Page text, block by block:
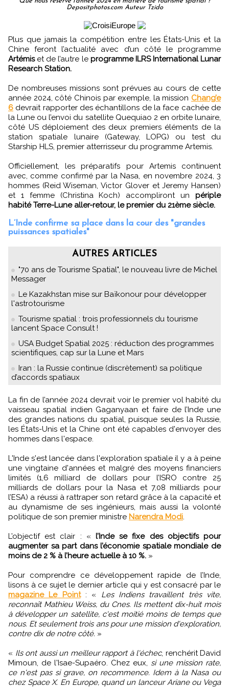
Depositphotos.com Auteur Tzido
Plus que jamais la compétition entre les États-Unis et la
Chine feront l’actualité avec d’un côté le programme
Artémiset de l’autre le programme ILRS International Lunar
Research Station.
De nombreuses missions sont prévues au cours de cette
année 2024, côté Chinois par exemple, la mission Chang’e
6 devrait rapporter des échantillons de la face cachée de
la Lune ou l’envoi du satellite Quequiao 2 en orbite lunaire,
côté US déploiement des deux premiers éléments de la
station spatiale lunaire (Gateway, LOPG) ou test du
Starship HLS, premier atterrisseur du programme Artemis.
Officiellement, les préparatifs pour Artemis continuent
avec, comme confirmé par la Nasa, en novembre 2024, 3
hommes (Reid Wiseman, Victor Glover et Jeremy Hansen)
et 1 femme (Christina Koch) accompliront un périple
habité Terre-Lune aller-retour, le premier du 21ème siècle.
L’Inde confirme sa place dans la cour des "grandes
puissances spatiales"
AUTRES ARTICLES
"70 ans de Tourisme Spatial", le nouveau livre de Michel
Messager
Le Kazakhstan mise sur Baïkonour pour développer
l'astrotourisme
Tourisme spatial : trois professionnels du tourisme
lancent Space Consult !
USA Budget Spatial 2025 : réduction des programmes
scientifiques, cap sur la Lune et Mars
Iran : la Russie continue (discrètement) sa politique
d’accords spatiaux
La fin de l’année 2024 devrait voir le premier vol habité du
vaisseau spatial indien Gaganyaan et faire de l’Inde une
des grandes nations du spatial, puisque seules la Russie,
les États-Unis et la Chine ont été capables d'envoyer des
hommes dans l'espace.
L'Inde s'est lancée dans l'exploration spatiale il y a à peine
une vingtaine d'années et malgré des moyens financiers
limités (1,6 milliard de dollars pour l’ISRO contre 25
milliards de dollars pour la Nasa et 7,08 milliards pour
l’ESA) a réussi à rattraper son retard grâce à la capacité et
au dynamisme de ses ingénieurs, mais aussi la volonté
politique de son premier ministre Narendra Modi.
L’objectif est clair : « l’Inde se fixe des objectifs pour
augmenter sa part dans l’économie spatiale mondiale de
moins de 2 % à l’heure actuelle à 10 %. »
Pour comprendre ce développement rapide de l’Inde,
lisons à ce sujet le dernier article qui y est consacré par le
magazine Le Point: « Les Indiens travaillent très vite,
reconnaît Mathieu Weiss, du Cnes. Ils mettent dix-huit mois
à développer un satellite, c'est moitié moins de temps que
nous. Et seulement trois ans pour une mission d'exploration,
contre dix de notre côté. »
« Ils ont aussi un meilleur rapport à l'échec, renchérit David
Mimoun, de l'Isae-Supaéro. Chez eux, si une mission rate,
ce n'est pas si grave, on recommence. Idem à la Nasa ou
chez Space X. En Europe, quand un lanceur Ariane ou Vega